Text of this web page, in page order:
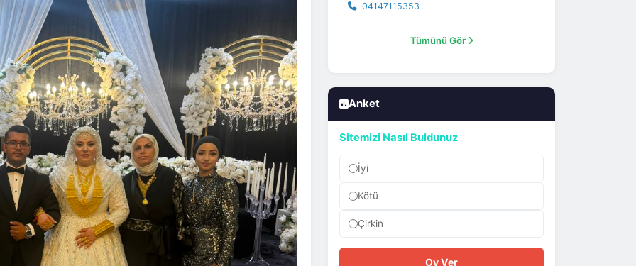
04147115353
Tümünü Gör
Anket
Sitemizi Nasıl Buldunuz
İyi
Kötü
Çirkin
Oy Ver